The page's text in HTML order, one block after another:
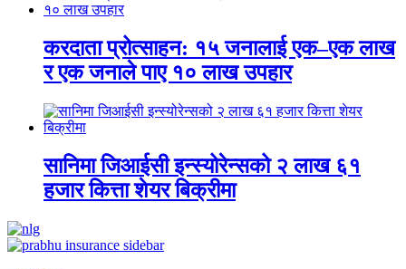
करदाता प्रोत्साहन: १५ जनालाई एक–एक लाख
र एक जनाले पाए १० लाख उपहार
सानिमा जिआईसी इन्स्योरेन्सको २ लाख ६१
हजार कित्ता शेयर बिक्रीमा